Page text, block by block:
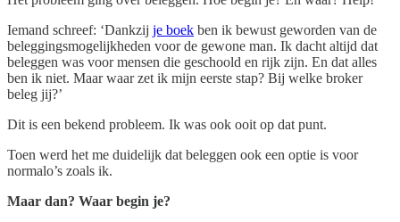
Iemand schreef: ‘Dankzij je boek ben ik bewust geworden van de
beleggingsmogelijkheden voor de gewone man. Ik dacht altijd dat
beleggen was voor mensen die geschoold en rijk zijn. En dat alles
ben ik niet. Maar waar zet ik mijn eerste stap? Bij welke broker
beleg jij?’
Dit is een bekend probleem. Ik was ook ooit op dat punt.
Toen werd het me duidelijk dat beleggen ook een optie is voor
normalo’s zoals ik.
Maar dan? Waar begin je?